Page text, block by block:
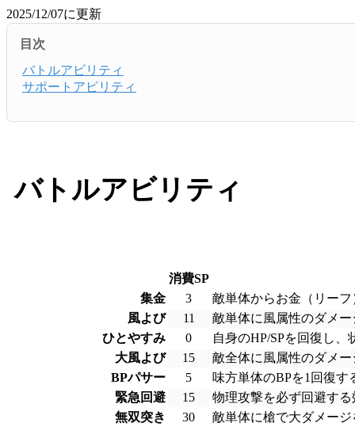
2025/12/07に更新
目次
バトルアビリティ
サポートアビリティ
バトルアビリティ
消費SP
集金
3
敵単体からお金（リー
風よび
11
敵単体に風属性のダメ
ひとやすみ
0
自身のHP/SPを回復し、
大風よび
15
敵全体に風属性のダメ
BPパサー
5
味方単体のBPを1回復す
緊急回避
15
物理攻撃を必ず回避す
無双突き
30 敵単体に槍で大ダメージ